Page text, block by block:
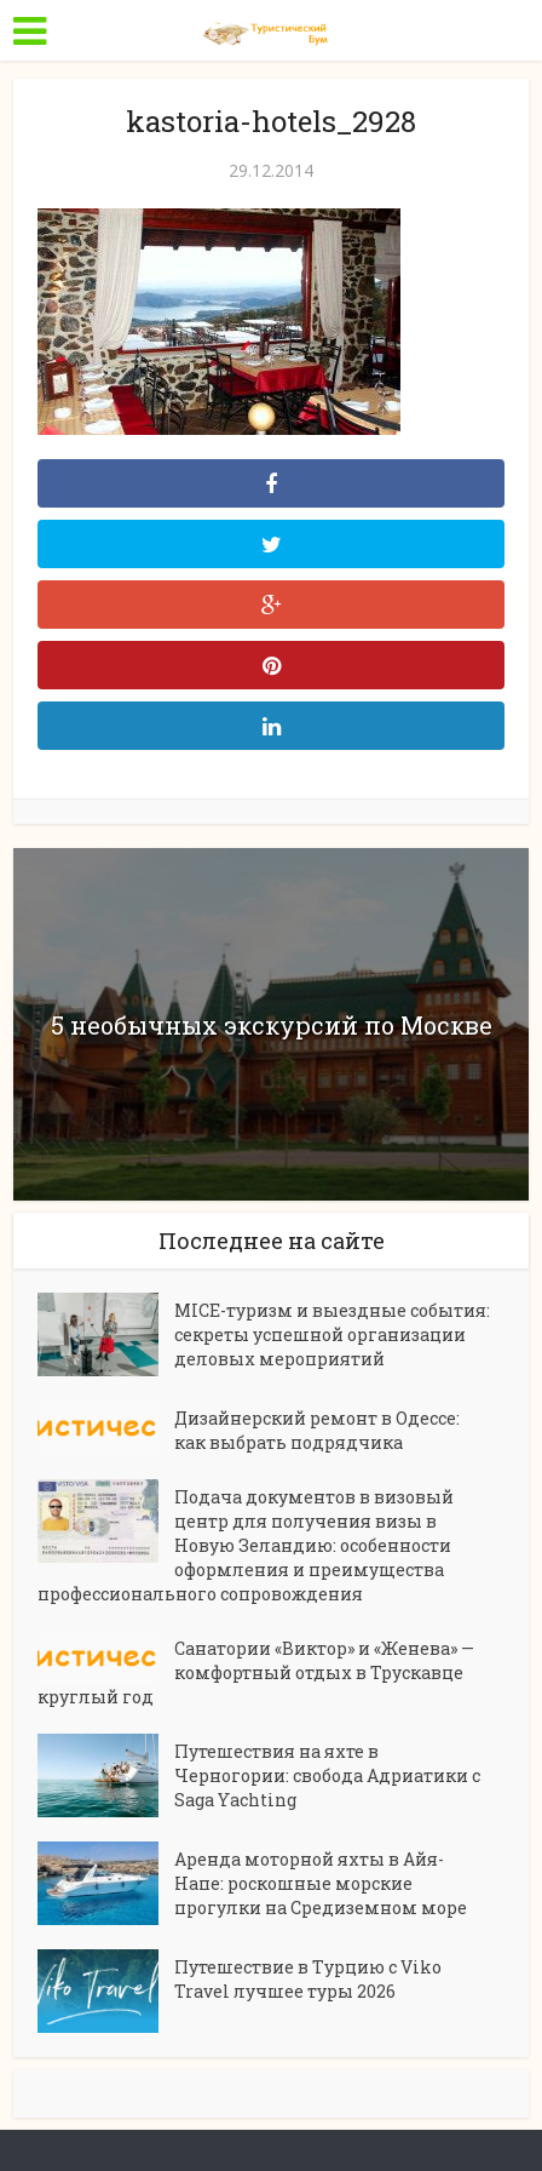
kastoria-hotels_2928
29.12.2014
5 необычных экскурсий по Москве
Последнее на сайте
MICE-туризм и выездные события:
секреты успешной организации
деловых мероприятий
Дизайнерский ремонт в Одессе:
как выбрать подрядчика
Подача документов в визовый
центр для получения визы в
Новую Зеландию: особенности
оформления и преимущества
профессионального сопровождения
Санатории «Виктор» и «Женева» —
комфортный отдых в Трускавце
круглый год
Путешествия на яхте в
Черногории: свобода Адриатики с
Saga Yachting
Аренда моторной яхты в Айя-
Напе: роскошные морские
прогулки на Средиземном море
Путешествие в Турцию с Viko
Travel лучшее туры 2026